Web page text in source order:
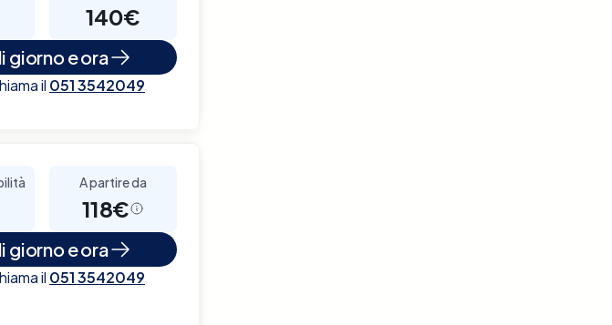
140€
giorno e ora
il 051 3542049
A partire da
118€
giorno e ora
il 051 3542049